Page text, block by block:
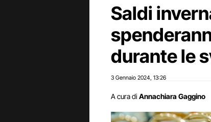
Saldi
durante le
3 Gennaio 2024 13:26
A cura di Annachiara Gaggino